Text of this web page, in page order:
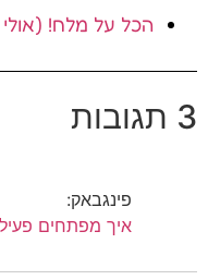
הכל על מלח!
3 תגובות
פינגבאק:
איך מפתחים